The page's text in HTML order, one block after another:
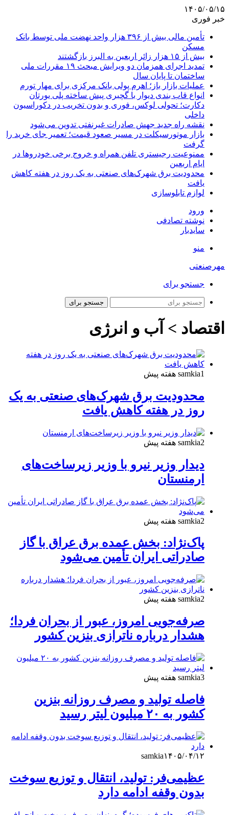
۱۴۰۵/۰۵/۱۵
خبر فوری
تأمین مالی بیش از ۳۹۶ هزار واحد نهضت ملی توسط بانک
مسکن
بیش از ۱۵ هزار زائر اربعین به البرز بازگشتند
تمدید اجرای همزمان دو ویرایش مبحث ۱۹ مقررات ملی
ساختمان تا پایان سال
عملیات بازار باز؛ اهرم پولی بانک مرکزی برای مهار تورم
انواع قاب بندی دیوار با گچبری پیش ساخته پلی یورتان
دکارت؛ تحولی لوکس، فوری و بدون تخریب در دکوراسیون
داخلی
نقشه راه جدید جهش صادرات غیرنفتی تدوین می‌شود
بازار موتورسیکلت در مسیر صعود قیمت؛ تعمیر جای خرید را
گرفت
ممنوعیت رجیستری تلفن همراه و خروج برخی خودروها در
ایام اربعین
محدودیت برق شهرک‌های صنعتی به یک روز در هفته کاهش
یافت
لوازم تابلوسازی
ورود
نوشته تصادفی
سایدبار
منو
مهرصنعتی
جستجو برای
جستجو برای
اقتصاد > آب و انرژی
samkia1 هفته پیش
محدودیت برق شهرک‌های صنعتی به یک
روز در هفته کاهش یافت
samkia2 هفته پیش
دیدار وزیر نیرو با وزیر زیرساخت‌های
ارمنستان
samkia2 هفته پیش
پاک‌نژاد: بخش عمده برق عراق با گاز
صادراتی ایران تأمین می‌شود
samkia2 هفته پیش
صرفه‌جویی امروز، عبور از بحران فردا؛
هشدار درباره ناترازی بنزین کشور
samkia3 هفته پیش
فاصله تولید و مصرف روزانه بنزین
کشور به ۲۰ میلیون لیتر رسید
samkia۱۴۰۵/۰۴/۱۲
عظیمی‌فر: تولید، انتقال و توزیع سوخت
بدون وقفه ادامه دارد